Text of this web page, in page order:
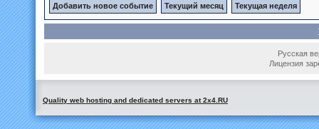
Добавить новое событие Текущий месяц Текущая неделя
Русская
Лицензия
Quality web hosting and dedicated servers at 2x4.RU